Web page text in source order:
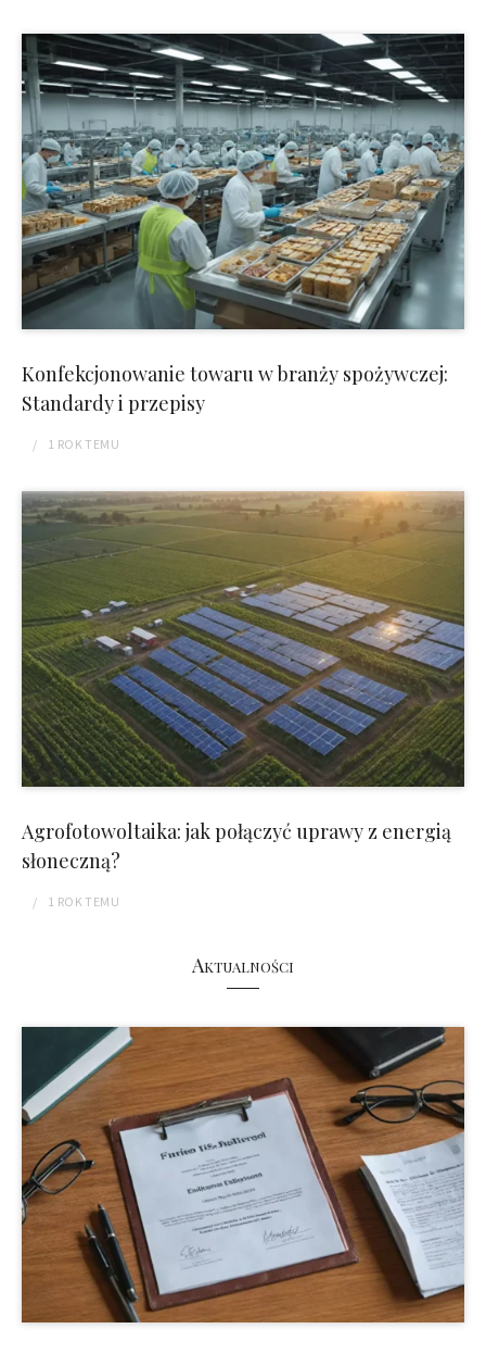
Konfekcjonowanie towaru w branży spożywczej:
Standardy i przepisy
1 ROK TEMU
Agrofotowoltaika: jak połączyć uprawy z energią
słoneczną?
1 ROK TEMU
Aktualności